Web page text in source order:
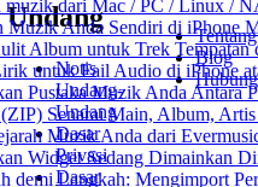
muzik dari Mac / PC / Linux /
Muzik Anda Sendiri di iPhone
Album untuk Trek
untuk Fail Audio di iPhone
Pustaka Muzik Anda Antara
Senarai Main, Album,
Muzik Anda dari
Widget Sedang Dimainkan
demi Langkah: Mengimport
Undang
Notis
Undang-
Undang
Dasar
Privasi
Dasar
Tentang
Blog